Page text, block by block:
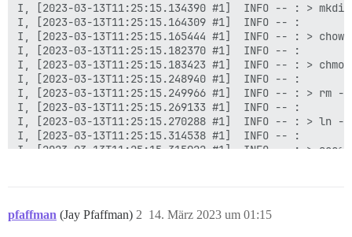
I, [2023-03-13T11:25:15.134390 #1]  INFO -- : >
I, [2023-03-13T11:25:15.164309 #1]  INFO -- :
I, [2023-03-13T11:25:15.165444 #1]  INFO -- : >
I, [2023-03-13T11:25:15.182370 #1]  INFO -- :
I, [2023-03-13T11:25:15.183423 #1]  INFO -- : >
I, [2023-03-13T11:25:15.248940 #1]  INFO -- :
I, [2023-03-13T11:25:15.249966 #1]  INFO -- : > rm
I, [2023-03-13T11:25:15.269133 #1]  INFO -- :
I, [2023-03-13T11:25:15.270288 #1]  INFO -- : > ln -
I, [2023-03-13T11:25:15.314538 #1]  INFO -- :
I, [2023-03-13T11:25:15.315922 #1]  INFO -- : >
I, [2023-03-13T11:25:16.331258 #1]  INFO -- : > rm
pfaffman (Jay Pfaffman) 14. März 2023 um 01:15
2